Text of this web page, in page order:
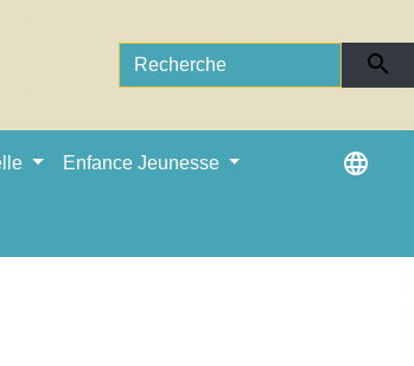
search
Enfance Jeunesse language